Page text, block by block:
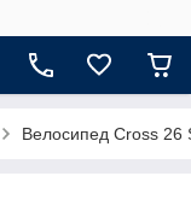
Велосипед Cross